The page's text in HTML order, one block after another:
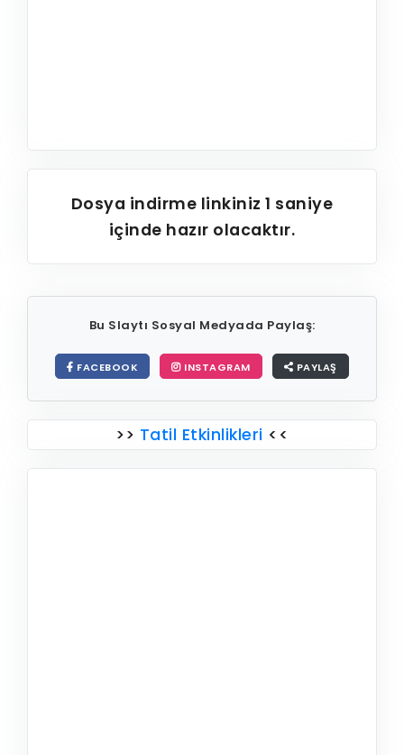
Dosya indirme linkiniz1 saniye
içinde hazır olacaktır.
Bu Slaytı Sosyal Medyada Paylaş:
FACEBOOK INSTAGRAM PAYLAŞ
>> Tatil Etkinlikleri <<